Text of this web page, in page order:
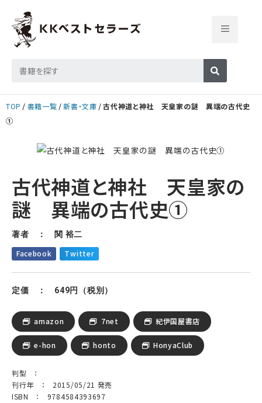
TOP 書籍一覧 新書・文庫
古代神道と神社 天皇家の謎 異端の古代史
①
古代神道と神社 天皇家の
謎 異端の古代史①
著者 ： 関 裕二
Facebook Twitter
定価 ： 649円（税別）
amazon 7net 紀伊国屋書店
e-hon honto HonyaClub
判型 ：
刊行年 ： 2015/05/21 発売
ISBN ： 9784584393697